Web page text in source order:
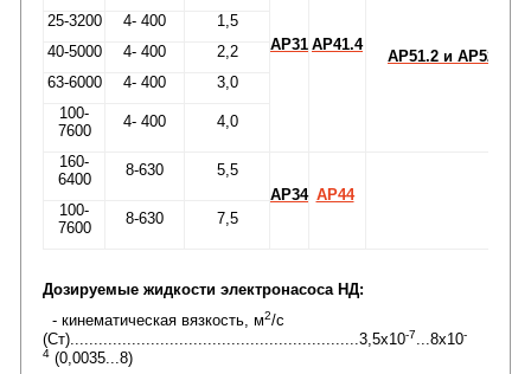
АР51.2 и АР52.2
АР31 АР41.4
25-3200
4- 400
1,5
40-5000
4- 400
2,2
63-6000
4- 400
3,0
100-
7600
4- 400 4,0
160-
6400
8-630
5,5
АР34 АР44
100-
7600
8-630 7,5
Дозируемые жидкости электронасоса НД:
- кинематическая вязкость, м2/с
(Ст).............................................................3,5х10-7...8х10-
4 (0,0035...8)